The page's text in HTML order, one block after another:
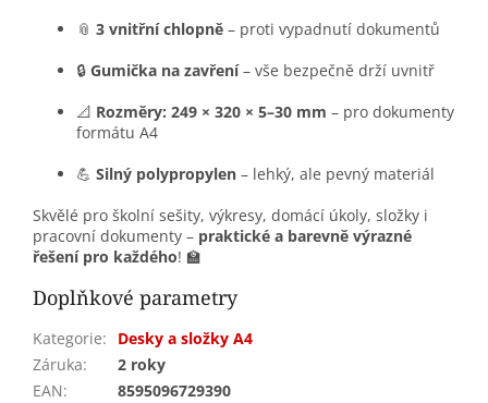
📎 3 vnitřní chlopně – proti vypadnutí dokumentů
🔒 Gumička na zavření– vše bezpečně drží uvnitř
📐 Rozměry: 249 × 320 × 5–30 mm – pro dokumenty
formátu A4
💪 Silný polypropylen – lehký, ale pevný materiál
Skvělé pro školní sešity, výkresy, domácí úkoly, složky i
pracovní dokumenty – praktické a barevně výrazné
řešení pro každého! 🏫
Doplňkové parametry
Kategorie:
Desky a složky A4
Záruka:
2 roky
EAN: 8595096729390